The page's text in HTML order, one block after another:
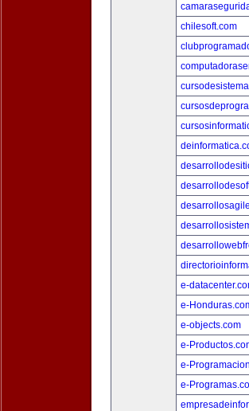
chilesoft.com
e-
e-
e-objects.com
e-
e-
e-